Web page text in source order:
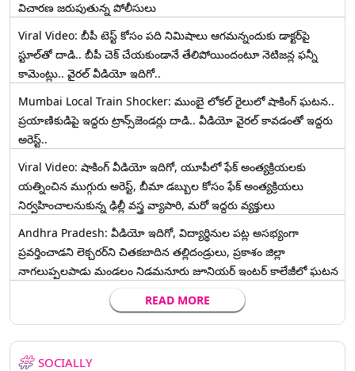
విచారణ జరుపుతున్న పోలీసులు
Viral Video: బీపీ టెస్ట్‌ కోసం పది నిమిషాలు ఆగమన్నందుకు డాక్టర్‌పై
స్టూల్‌తో దాడి.. బీపీ చెక్ చేయకుండానే తేలిపోయిందంటూ నెటిజన్ల ఫన్నీ
కామెంట్లు.. వైరల్ వీడియో ఇదిగో..
Mumbai Local Train Shocker: ముంబై లోకల్ రైలులో షాకింగ్ ఘటన..
ప్రయాణికుడిపై ఇద్దరు ట్రాన్స్‌జెండర్లు దాడి.. వీడియో వైరల్ కావడంతో ఇద్దరు
అరెస్ట్..
Viral Video: షాకింగ్ వీడియో ఇదిగో, యూపీలో ఫేక్ అంత్యక్రియలకు
యత్నించిన ముగ్గురు అరెస్ట్, బీమా డబ్బుల కోసం ఫేక్ అంత్యక్రియలు
నిర్వహించాలనుకున్న ఢిల్లీ వస్త్ర వ్యాపారి, మరో ఇద్దరు వ్యక్తులు
Andhra Pradesh: వీడియో ఇదిగో, విద్యార్థినుల పట్ల అసభ్యంగా
ప్రవర్తించాడని లెక్చ‌ర‌ర్‌ని చిత‌క‌బాదిన త‌ల్లిదండ్రులు, ప్రకాశం జిల్లా
నాగలుప్పలపాడు మండలం నిడమనూరు జూనియర్ ఇంటర్ కాలేజీలో ఘటన
READ MORE
SOCIALLY